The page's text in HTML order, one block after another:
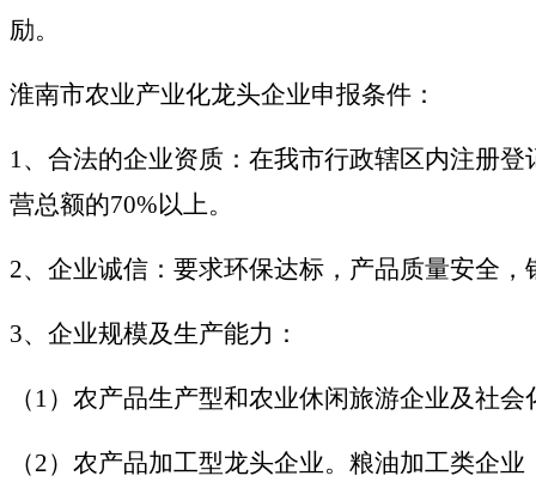
励。
淮南市农业产业化龙头企业申报条件：
1、合法的企业资质：在我市行政辖区内注册
营总额的70%以上。
2、企业诚信：要求环保达标，产品质量安全
3、企业规模及生产能力：
（1）农产品生产型和农业休闲旅游企业及社
（2）农产品加工型龙头企业。粮油加工类企